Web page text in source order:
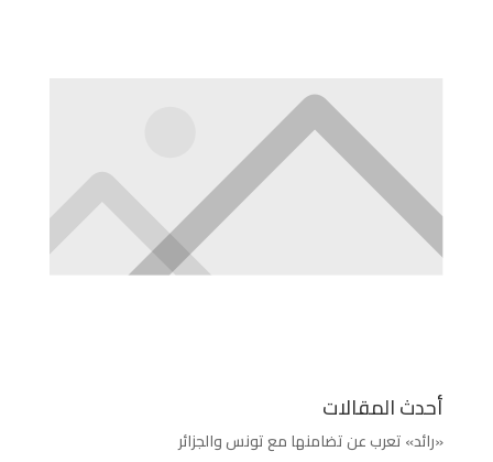
أحدث المقالات
«رائد» تعرب عن تضامنها مع تونس والجزائر